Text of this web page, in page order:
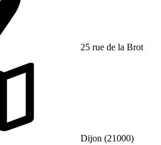
25 rue de la Brot
Dijon (21000)